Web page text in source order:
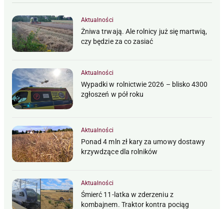
Aktualności
Żniwa trwają. Ale rolnicy już się martwią,
czy będzie za co zasiać
Aktualności
Wypadki w rolnictwie 2026 – blisko 4300
zgłoszeń w pół roku
Aktualności
Ponad 4 mln zł kary za umowy dostawy
krzywdzące dla rolników
Aktualności
Śmierć 11-latka w zderzeniu z
kombajnem. Traktor kontra pociąg